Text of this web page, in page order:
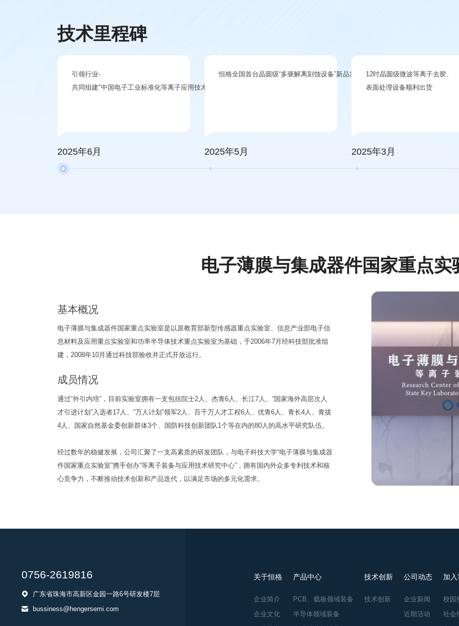
技术里程碑
引领行业-
共同组建"中国电子工业标准化等离子应用技术专业委员会
2025年6月
恒格全国首台晶圆级“多驱解离刻蚀设备”新品发布会圆满成功！
2025年5月
12吋晶圆级微波等离子去胶、
表面处理设备顺利出货
2025年3月
电子薄膜与集成器件国家重点实
基本概况
电子薄膜与集成器件国家重点实验室是以原教育部新型传感器重点实验室、信息产业部电子信
息材料及应用重点实验室和功率半导体技术重点实验室为基础，于2006年7月经科技部批准组
建，2008年10月通过科技部验收并正式开放运行。
成员情况
通过“外引内培”，目前实验室拥有一支包括院士2人、杰青6人、长江7人、“国家海外高层次人
才引进计划”入选者17人、“万人计划”领军2人、百千万人才工程6人、优青6人、青长4人、青拔
4人、国家自然基金委创新群体3个、国防科技创新团队1个等在内的80人的高水平研究队伍。
经过数年的稳健发展，公司汇聚了一支高素质的研发团队，与电子科技大学“电子薄膜与集成器
件国家重点实验室”携手创办“等离子装备与应用技术研究中心”，拥有国内外众多专利技术和核
心竞争力，不断推动技术创新和产品迭代，以满足市场的多元化需求。
0756-2619816
广东省珠海市高新区金园一路6号研发楼7层
bussiness@hengersemi.com
关于恒格
企业简介
企业文化
产品中心
PCB、载板领域装备
半导体领域装备
技术创新
技术创新
公司动态
企业新闻
近期活动
加
校园
社会